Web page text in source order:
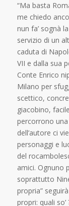
“Ma basta
me chiedo
nun fa’ sognà
servizio di un
caduta di
VII e dalla sua
Conte Enrico
Milano per
scettico,
giacobino,
percorrono
dell’autore ci
personaggi e
del
amici. Ognuno
soprattutto
propria”
propri: quali so’